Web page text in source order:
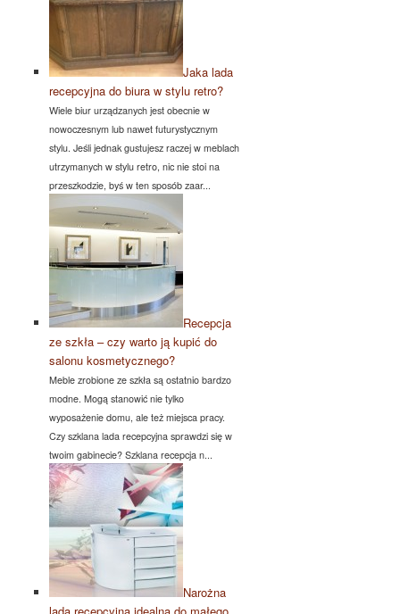
Jaka lada
recepcyjna do biura w stylu retro?
Wiele biur urządzanych jest obecnie w
nowoczesnym lub nawet futurystycznym
stylu. Jeśli jednak gustujesz raczej w meblach
utrzymanych w stylu retro, nic nie stoi na
przeszkodzie, byś w ten sposób zaar...
Recepcja
ze szkła – czy warto ją kupić do
salonu kosmetycznego?
Meble zrobione ze szkła są ostatnio bardzo
modne. Mogą stanowić nie tylko
wyposażenie domu, ale też miejsca pracy.
Czy szklana lada recepcyjna sprawdzi się w
twoim gabinecie? Szklana recepcja n...
Narożna